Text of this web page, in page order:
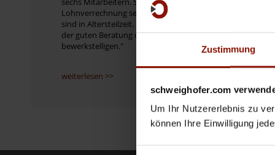
Zustimmung
schweighofer.com
Um Ihr Nutzererlebnis zu
können Ihre Einwilligung
Lohnverrechnung selbst. Zwei meiner Mitarbeiter
sind in Altersteilzeit. Mit dem
der guten Beratung der Hotline ist auch das zu
bewerkstelligen."
weiterlesen >>